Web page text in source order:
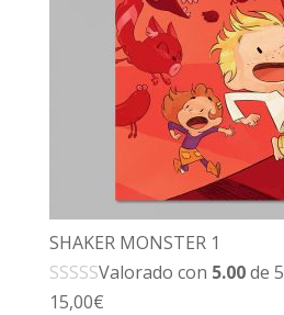
SHAKER MONSTER 1
Valorado con 5.00de 5
15,00€